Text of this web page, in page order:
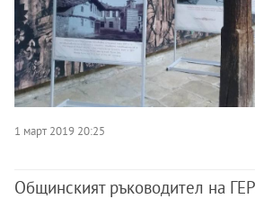
1 март 2019 20:25
Общинският ръководител на